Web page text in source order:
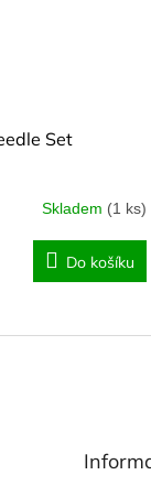
Set
Skladem (1 ks)
Do košíku